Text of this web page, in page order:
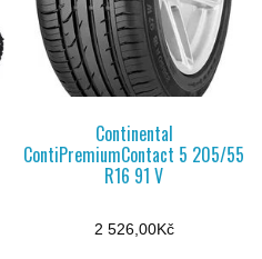
Continental
ContiPremiumContact 5 205/55
R16 91 V
2 526,00Kč